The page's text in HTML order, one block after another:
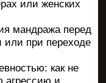
как